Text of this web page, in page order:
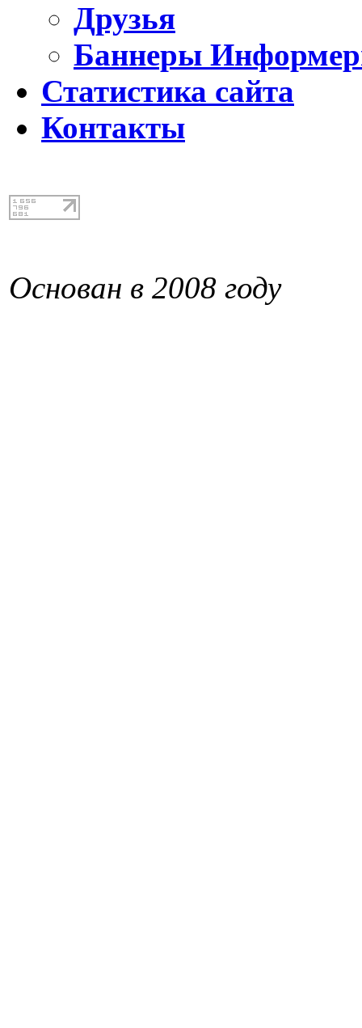
Друзья
Баннеры
Статистика сайта
Контакты
Основан в 2008 году